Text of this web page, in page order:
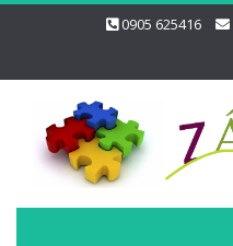
0905 625416